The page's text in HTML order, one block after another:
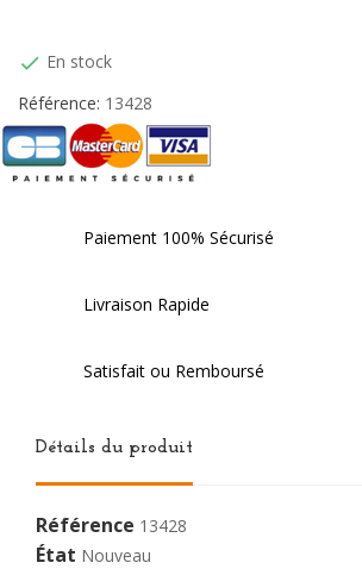
 En stock
Référence: 13428
Paiement 100% Sécurisé
Livraison Rapide
Satisfait ou Remboursé
Détails du produit
Référence 13428
État Nouveau